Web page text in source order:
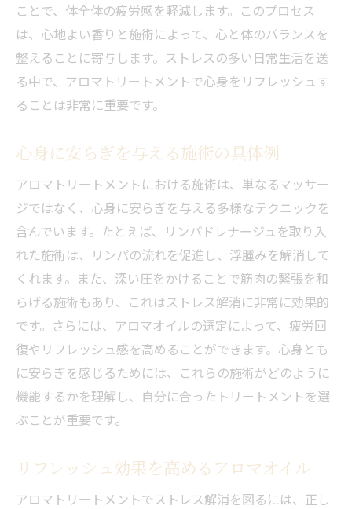
ことで、体全体の疲労感を軽減します。このプロセス
は、心地よい香りと施術によって、心と体のバランスを
整えることに寄与します。ストレスの多い日常生活を送
る中で、アロマトリートメントで心身をリフレッシュす
ることは非常に重要です。
心身に安らぎを与える施術の具体例
アロマトリートメントにおける施術は、単なるマッサー
ジではなく、心身に安らぎを与える多様なテクニックを
含んでいます。たとえば、リンパドレナージュを取り入
れた施術は、リンパの流れを促進し、浮腫みを解消して
くれます。また、深い圧をかけることで筋肉の緊張を和
らげる施術もあり、これはストレス解消に非常に効果的
です。さらには、アロマオイルの選定によって、疲労回
復やリフレッシュ感を高めることができます。心身とも
に安らぎを感じるためには、これらの施術がどのように
機能するかを理解し、自分に合ったトリートメントを選
ぶことが重要です。
リフレッシュ効果を高めるアロマオイル
アロマトリートメントでストレス解消を図るには、正し